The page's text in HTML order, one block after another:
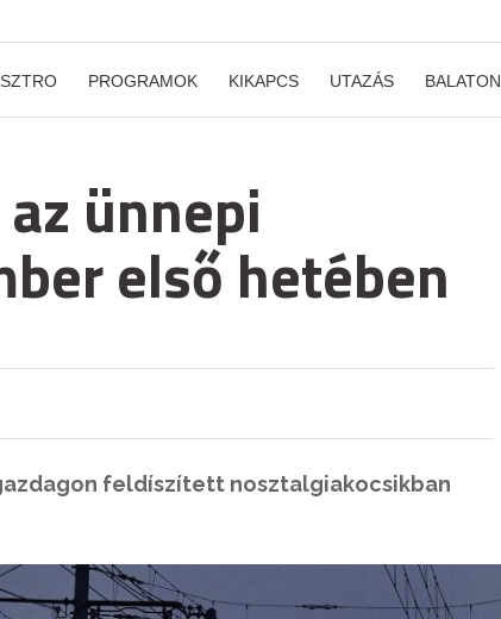
PROGRAMOK KIKAPCS UTAZÁS BALATON
ünnepi
első hetében
feldíszített nosztalgiakocsikban